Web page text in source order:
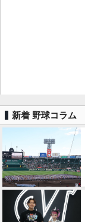
新着 野球コラム